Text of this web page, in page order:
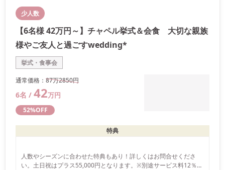
少人数
【6名様 42万円～】チャペル挙式＆会食 大切な親族
様やご友人と過ごすwedding*
挙式・食事会
通常価格： 87万2850円
6名 / 42万円
52%OFF
特典
人数やシーズンに合わせた特典もあり！詳しくはお問合せくださ
い。土日祝はプラス55,000円となります。※別途サービス料12％が